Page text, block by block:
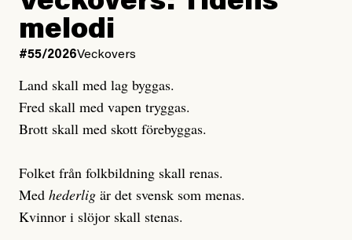
Publicerad6 August, 2026
Uppdaterad7 August, 2026
Publicerad3 August, 2026
Uppdaterad3 August, 2026
melodi
#55/2026Veckovers
Land skall med lag byggas.
Fred skall med vapen tryggas.
Brott skall med skott förebyggas.
Folket från folkbildning skall renas.
Med hederlig är det svensk som menas.
Kvinnor i slöjor skall stenas.